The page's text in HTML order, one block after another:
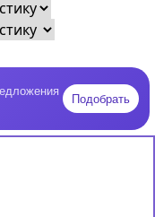
Подобрать